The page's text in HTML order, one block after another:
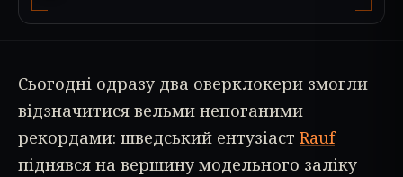
Сьогодні одразу два оверклокери змогли
відзначитися вельми непоганими
рекордами: шведський ентузіаст Rauf
піднявся на вершину модельного заліку